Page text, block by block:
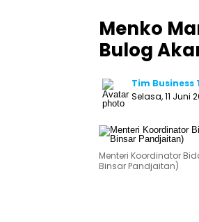
Menko
Bulog
Tim Business
Selasa, 11 Juni
Menteri Koordinator
Binsar Pandjaitan)